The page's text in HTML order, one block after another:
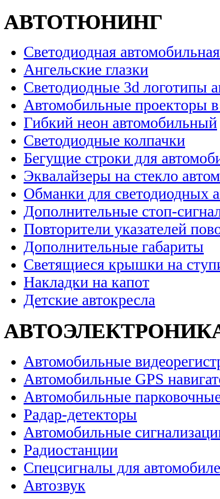
АВТОТЮНИНГ
Светодиодная
Ангельские глазки
Светодиодные 3d логотипы
Автомобильные проекторы
Гибкий неон автомобильный
Светодиодные колпачки
Бегущие строки для
Эквалайзеры на стекло
Обманки для светодиодных
Дополнительные стоп-
Повторители указателей
Дополнительные габариты
Светящиеся крышки на
Накладки на капот
Детские автокресла
Автомобильные
Автомобильные GPS
Автомобильные
Радар-детекторы
Автомобильные
Радиостанции
Спецсигналы для
Автозвук